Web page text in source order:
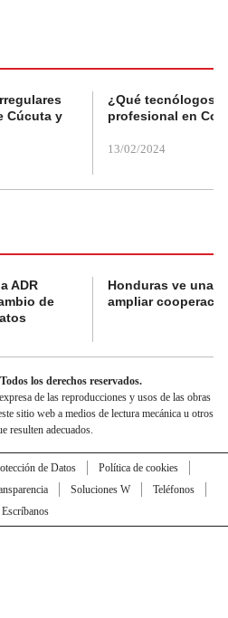
Cúcuta y
¿Qué tecnólogos
profesional en
13/02/2024
ADR
de
Honduras ve una
ampliar
los derechos reservados.
de las reproducciones y usos de las obras
sitio web a medios de lectura mecánica u otros
resulten adecuados.
de Datos
Política de cookies
Soluciones W
Teléfonos
Escríbanos